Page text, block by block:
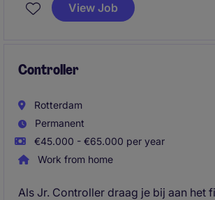
View Job
Controller
Rotterdam
Permanent
€45.000 - €65.000 per year
Work from home
Als Jr. Controller draag je bij aan het